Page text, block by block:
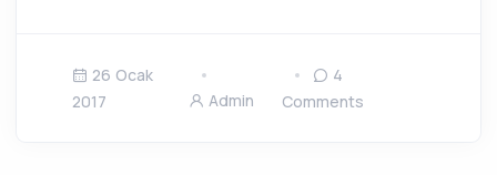
26 Ocak
2017
Admin
4
Comments